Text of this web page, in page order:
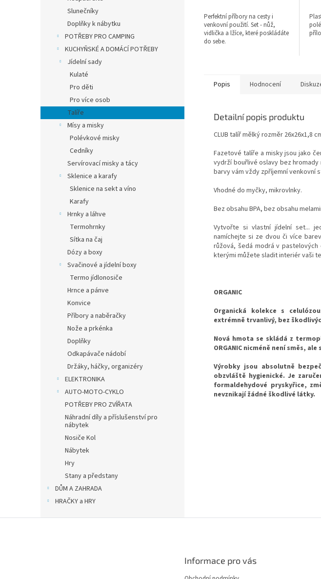
Slunečníky
Doplňky k nábytku
POTŘEBY PRO CAMPING
KUCHYŇSKÉ A DOMÁCÍ POTŘEBY
Jídelní sady
Kulaté
Pro děti
Pro více osob
Talíře
Mísy a misky
Polévkové misky
Cedníky
Servírovací misky a tácy
Sklenice a karafy
Sklenice na sekt a víno
Karafy
Hrnky a láhve
Termohrnky
Sítka na čaj
Dózy a boxy
Svačinové a jídelní boxy
Termo jídlonosiče
Hrnce a pánve
Konvice
Příbory a naběračky
Nože a prkénka
Doplňky
Odkapávače nádobí
Držáky, háčky, organizéry
ELEKTRONIKA
AUTO-MOTO-CYKLO
POTŘEBY PRO ZVÍŘATA
Náhradní díly a příslušenství pro
nábytek
Nosiče Kol
Nábytek
Hry
Stany a předstany
DŮM A ZAHRADA
HRAČKY a HRY
Perfektní příbory na cesty i
venkovní použití. Set - nůž,
vidlička a lžíce, které poskládáte
do sebe.
Popis Hodnocení
Detailní popis produktu
CLUB talíř mělkýrozměr 26x26x1,8
Fazetové talíře a misky jsou jako
vydrží bouřlivé oslavy bez
barvy vám vždy zpříjemní venkovní
Vhodné do myčky, mikrovlnky.
Bez obsahu BPA, bez obsahu
Vytvořte si vlastní jídelní set...
namíchejte si ze dvou či více
růžová, šedá modrá v
kterými můžete sladit interiér vaši
ORGANIC
Organická kolekce s
extrémně trvanlivý, bez
Nová hmota se skládá z
ORGANIC nicméně není směs,
Výrobky jsou absolutně
obzvláště hygienické. Je
formaldehydové pryskyřice,
nevznikají žádné škodlivé látky.
Informace pro vás